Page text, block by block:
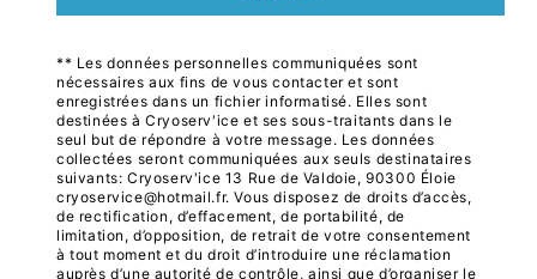
** Les données personnelles communiquées sont
nécessaires aux fins de vous contacter et sont
enregistrées dans un fichier informatisé. Elles sont
destinées à Cryoserv'ice et ses sous-traitants dans le
seul but de répondre à votre message. Les données
collectées seront communiquées aux seuls destinataires
suivants: Cryoserv'ice 13 Rue de Valdoie, 90300 Éloie
cryoservice@hotmail.fr. Vous disposez de droits d’accès,
de rectification, d’effacement, de portabilité, de
limitation, d’opposition, de retrait de votre consentement
à tout moment et du droit d’introduire une réclamation
auprès d’une autorité de contrôle, ainsi que d’organiser le